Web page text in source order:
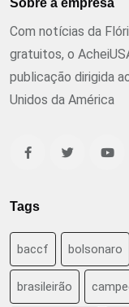
Sobre a empresa
Com notícias da
gratuitos, o
publicação dirigida
Unidos da América
Tags
baccf bolsonaro
brasileirão